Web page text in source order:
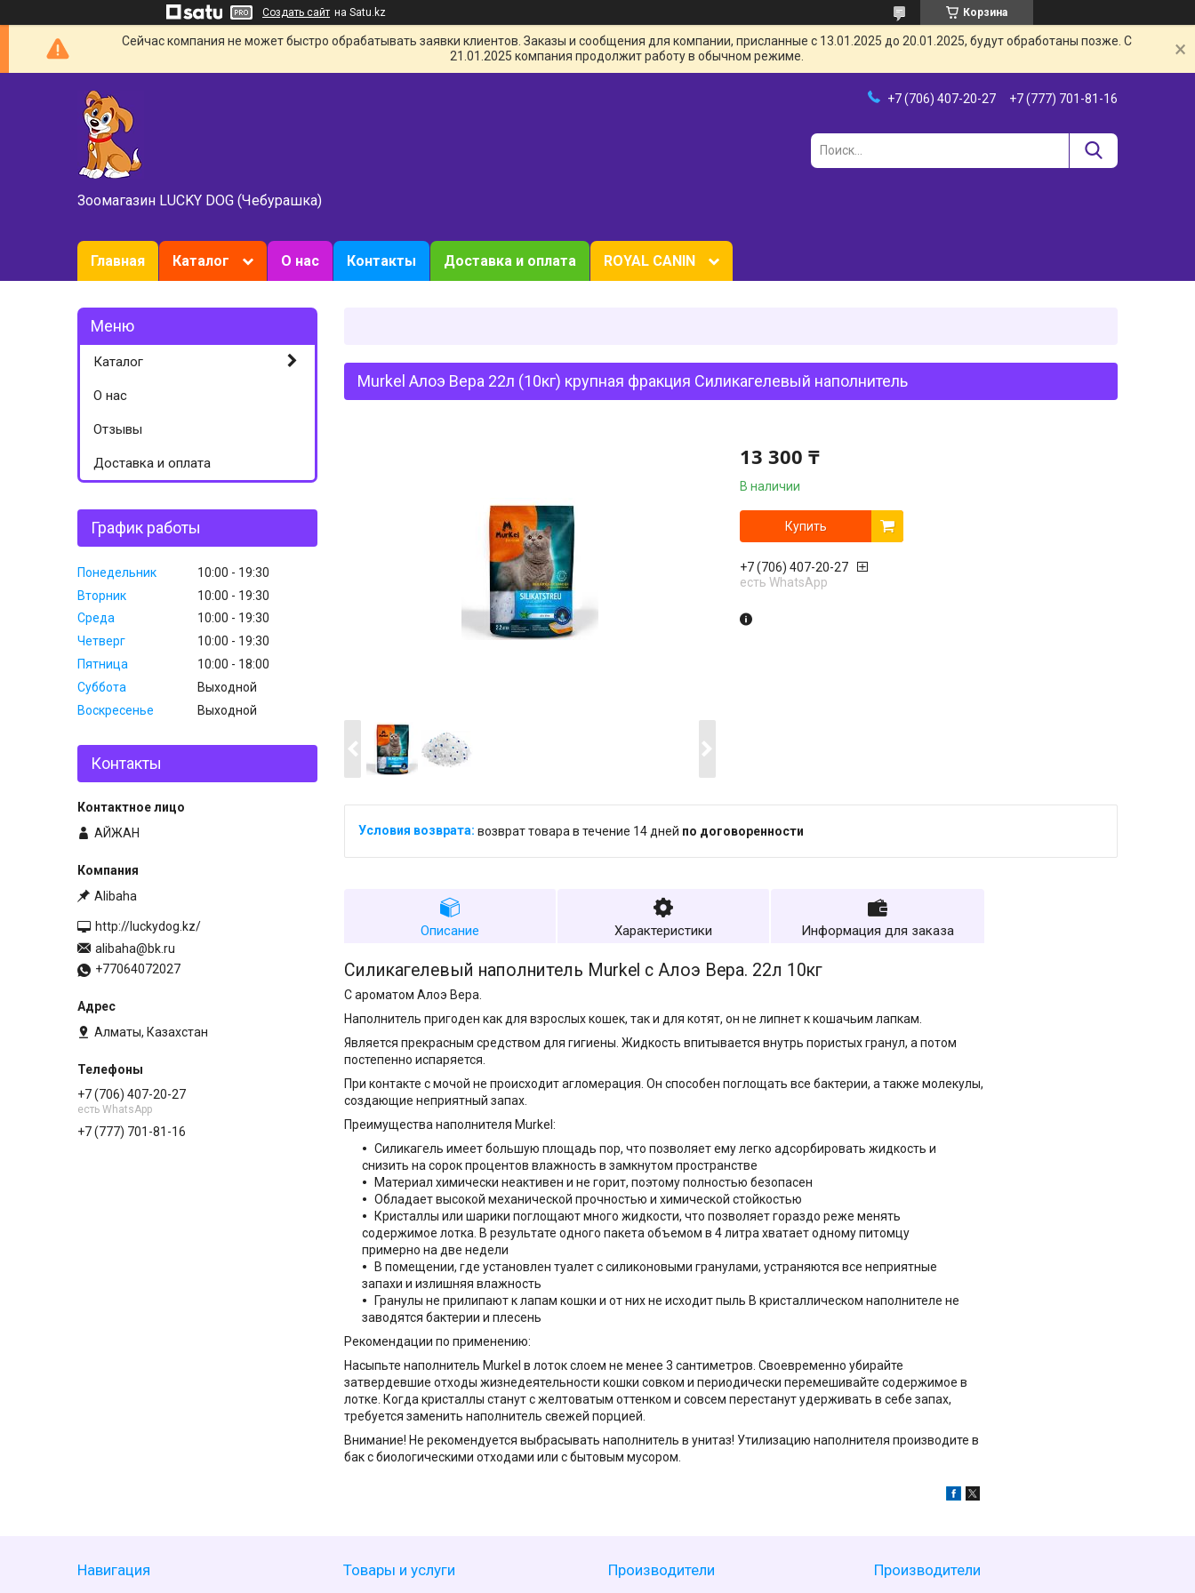
Создать сайт на Satu.kz Корзина
Сейчас компания не может быстро обрабатывать заявки клиентов. Заказы и сообщения для компании, присланные с 13.01.2025 до 20.01.2025, будут обработаны позже. С
21.01.2025 компания продолжит работу в обычном режиме.
Зоомагазин LUCKY DOG (Чебурашка)
+7 (706) 407-20-27 +7 (777) 701-81-16
Главная Каталог О нас Контакты Доставка и оплата ROYAL CANIN
Murkel Алоэ Вера 22л (10кг) крупная фракция Силикагелевый наполнитель
13 300 ₸
В наличии
Купить
+7 (706) 407-20-27
есть WhatsApp
возврат товара в течение 14 дней по договоренности
Описание Характеристики Информация для заказа
Силикагелевый наполнитель Murkel с Алоэ Вера. 22л 10кг
С ароматом Алоэ Вера.
Наполнитель пригоден как для взрослых кошек, так и для котят, он не липнет к кошачьим лапкам.
Является прекрасным средством для гигиены. Жидкость впитывается внутрь пористых гранул, а потом
постепенно испаряется.
При контакте с мочой не происходит агломерация. Он способен поглощать все бактерии, а также молекулы,
создающие неприятный запах.
Преимущества наполнителя Murkel:
Силикагель имеет большую площадь пор, что позволяет ему легко адсорбировать жидкость и
снизить на сорок процентов влажность в замкнутом пространстве
Материал химически неактивен и не горит, поэтому полностью безопасен
Обладает высокой механической прочностью и химической стойкостью
Кристаллы или шарики поглощают много жидкости, что позволяет гораздо реже менять
содержимое лотка. В результате одного пакета объемом в 4 литра хватает одному питомцу
примерно на две недели
В помещении, где установлен туалет с силиконовыми гранулами, устраняются все неприятные
запахи и излишняя влажность
Гранулы не прилипают к лапам кошки и от них не исходит пыль В кристаллическом наполнителе не
заводятся бактерии и плесень
Рекомендации по применению:
Насыпьте наполнитель Murkel в лоток слоем не менее 3 сантиметров. Своевременно убирайте
затвердевшие отходы жизнедеятельности кошки совком и периодически перемешивайте содержимое в
лотке. Когда кристаллы станут с желтоватым оттенком и совсем перестанут удерживать в себе запах,
требуется заменить наполнитель свежей порцией.
Внимание! Не рекомендуется выбрасывать наполнитель в унитаз! Утилизацию наполнителя производите в
бак с биологическими отходами или с бытовым мусором.
Каталог
О нас
Отзывы
Доставка и оплата
График работы
Понедельник 10:00
19:30
Вторник
10:00
19:30
Среда
10:00
19:30
Четверг
10:00
19:30
Пятница
10:00
18:00
Суббота
Выходной
Воскресенье
Выходной
Контакты
АЙЖАН
Alibaha
http://luckydog.kz/
alibaha@bk.ru
+77064072027
Алматы, Казахстан
+7 (706) 407-20-27
есть WhatsApp
+7 (777) 701-81-16
Навигация Товары и услуги Производители Производители